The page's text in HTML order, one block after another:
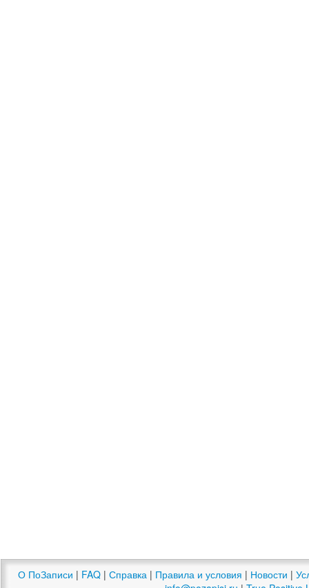
О ПоЗаписи | FAQ | Справка | Правила и условия | Новости |